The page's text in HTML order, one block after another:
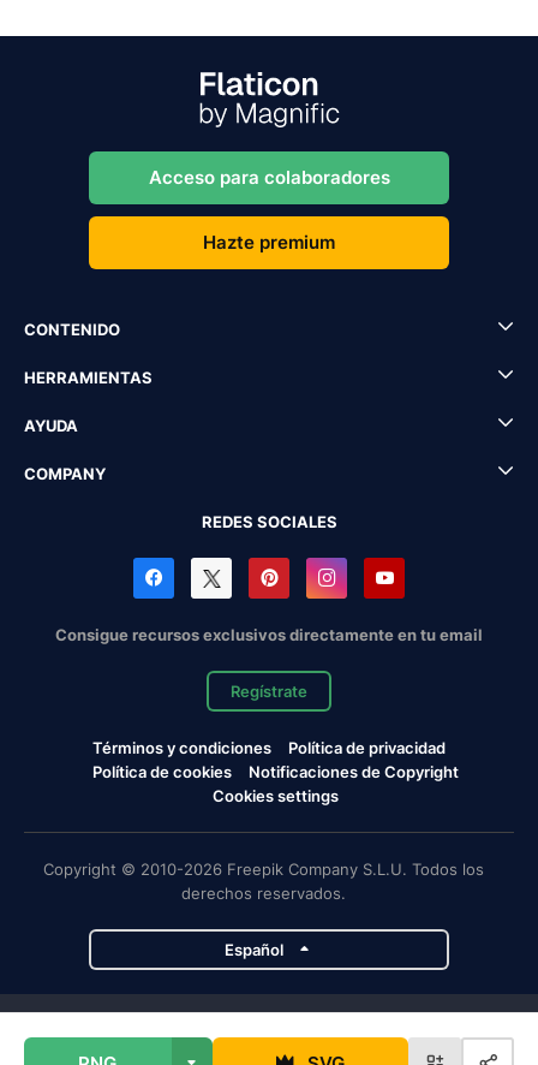
Acceso para colaboradores
Hazte premium
CONTENIDO
HERRAMIENTAS
AYUDA
COMPANY
REDES SOCIALES
Consigue recursos exclusivos directamente en tu email
Regístrate
Términos y condiciones
Política de privacidad
Política de cookies
Notificaciones de Copyright
Cookies settings
Copyright © 2010-2026 Freepik Company S.L.U. Todos los
derechos reservados.
Español